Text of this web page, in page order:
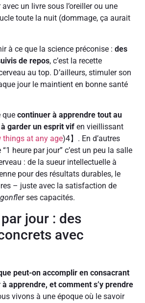
avec un livre sous l’oreiller ou une
toute la nuit (dommage, ça aurait
à ce que la science préconise : des
de repos, c’est la recette
au top. D’ailleurs, stimuler son
jour le maintient en bonne santé
que continuer à apprendre tout au
garder un esprit vif en vieillissant
things at any age)4】. En d’autres
heure par jour” c’est un peu la salle
: de la sueur intellectuelle à
pour des résultats durables, le
– juste avec la satisfaction de
gonflerses capacités.
jour : des
avec
peut-on accomplir en consacrant
apprendre, et comment s’y prendre
vivons à une époque où le savoir